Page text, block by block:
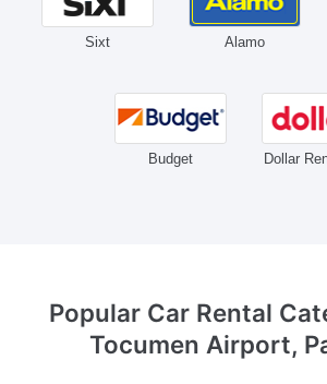
Sixt Alamo
Budget Dollar
Popular Car Rental
Tocumen Airport,